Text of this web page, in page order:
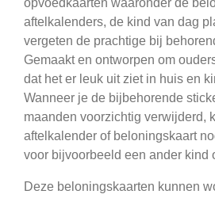
opvoedkaarten waaronder de
aftelkalenders, de kind van dag
vergeten de prachtige bij
Gemaakt en ontworpen om
dat het er leuk uit ziet in huis en
Wanneer je de bijbehorende
maanden voorzichtig verwijderd,
aftelkalender of beloningskaart
voor bijvoorbeeld een ander kind
Deze beloningskaarten kunnen